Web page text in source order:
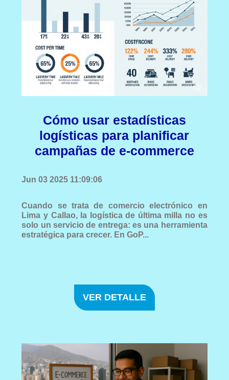
Cómo usar estadísticas
logísticas para planificar
campañas de e-commerce
Jun 03 2025 11:09:06
Cuando se trata de comercio electrónico en
Lima y Callao, la logística de última milla no es
solo un servicio de entrega: es una herramienta
estratégica para crecer. En GoP...
VER DETALLE